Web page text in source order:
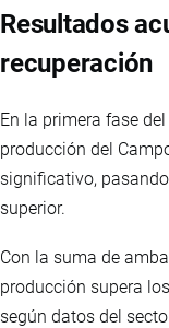
Resultados
recuperación
En la primera fase
producción del
significativo,
superior.
Con la suma de
producción supera
según datos del